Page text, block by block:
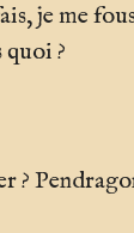
je me
quoi ?
?